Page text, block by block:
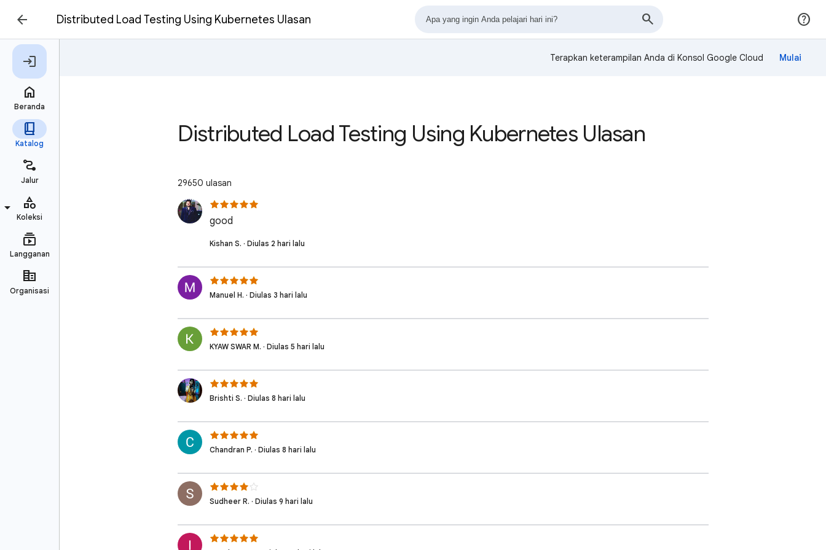
Distributed Load Testing Using Kubernetes Ulasan
Terapkan keterampilan Anda di Konsol Google Cloud
Distributed Load Testing Using Kubernetes Ulasan
29650 ulasan
good
Kishan S. · Diulas 2 hari lalu
Manuel H. · Diulas 3 hari lalu
KYAW SWAR M. · Diulas 5 hari lalu
Brishti S. · Diulas 8 hari lalu
Chandran P. · Diulas 8 hari lalu
Sudheer R. · Diulas 9 hari lalu